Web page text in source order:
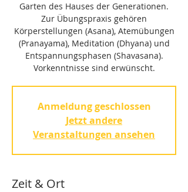
Garten des Hauses der Generationen.
Zur Übungspraxis gehören
Körperstellungen (Asana), Atemübungen
(Pranayama), Meditation (Dhyana) und
Entspannungsphasen (Shavasana).
Vorkenntnisse sind erwünscht.
Anmeldung geschlossen
Jetzt andere
Veranstaltungen ansehen
Zeit & Ort